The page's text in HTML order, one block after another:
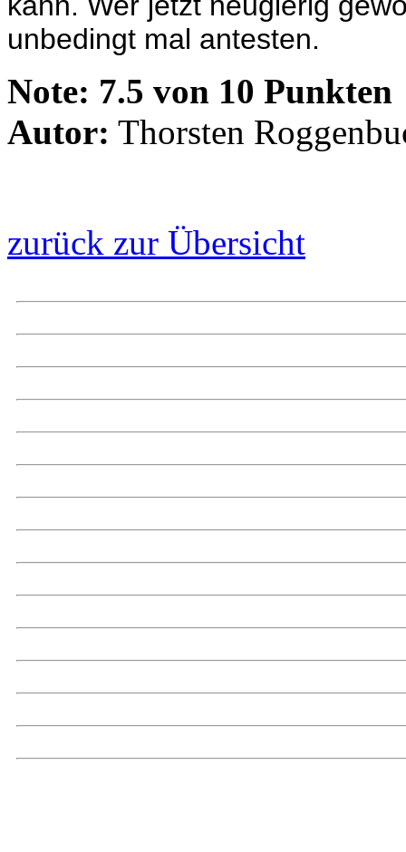
unbedingt mal antesten.
Note: 7.5 von 10 Punkten
Autor: Thorsten
zurück zur Übersicht